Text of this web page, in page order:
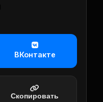
ВКонтакте
Скопировать